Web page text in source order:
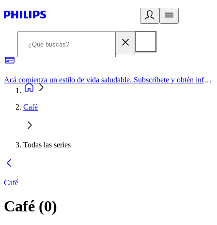
Acá comienza un estilo de vida saludable. Subscríbete y obtén información de primera mano
Café
Todas las series
Café
Café (0)